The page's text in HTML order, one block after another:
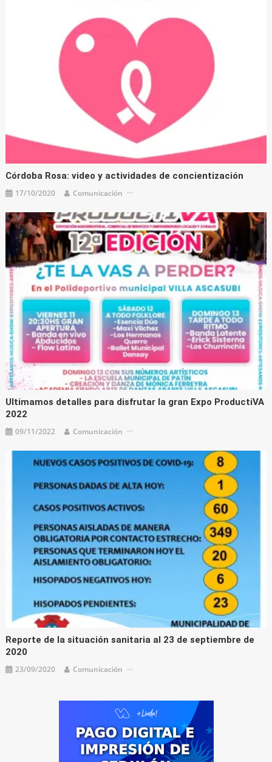
Córdoba Rosa: video y actividades de concientización
17/10/2020 Comunicación
Ultimamos detalles para disfrutar la gran Expo ProductiVA
2022
09/11/2022 Comunicación
Reporte de la situación sanitaria al 23 de septiembre de
2020
23/09/2020 Comunicación